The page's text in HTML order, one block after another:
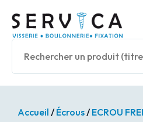
Accueil / Écrous/ ECROU